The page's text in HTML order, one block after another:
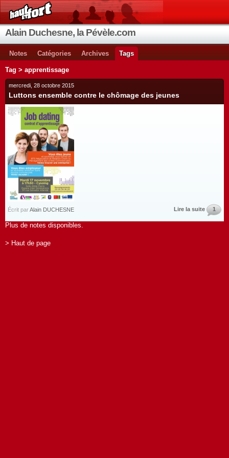
Alain Duchesne, la Pévèle.com
Notes Catégories Archives Tags
Tag > apprentissage
mercredi, 28 octobre 2015
Luttons ensemble contre le chômage des jeunes
Écrit parAlain DUCHESNE Lire la suite 1
Plus de notes disponibles.
> Haut de page